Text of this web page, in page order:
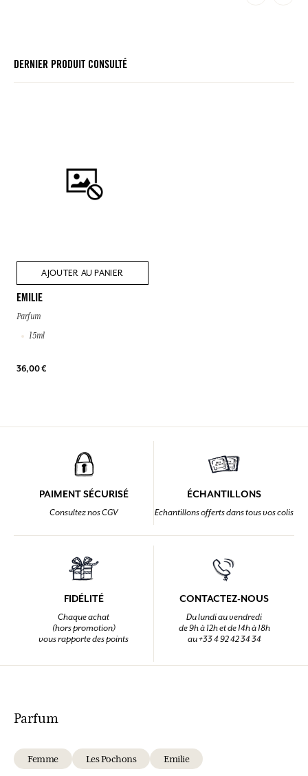
DERNIER PRODUIT CONSULTÉ
AJOUTER AU PANIER
EMILIE
Parfum
15ml
36,00 €
PAIMENT SÉCURISÉ
Consultez nos CGV
ÉCHANTILLONS
Echantillons offerts dans tous vos colis
FIDÉLITÉ
Chaque achat
(hors promotion)
vous rapporte des points
CONTACTEZ-NOUS
Du lundi au vendredi
de 9h à 12h et de 14h à 18h
au +33 4 92 42 34 34
Parfum
Femme Les Pochons Emilie